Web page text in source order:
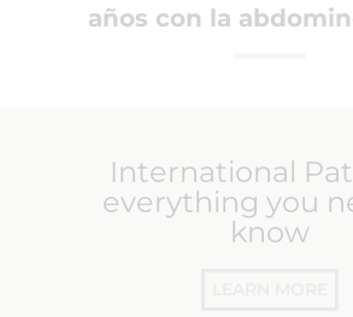
años con la
International
everything you
know